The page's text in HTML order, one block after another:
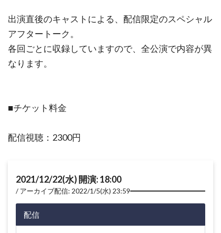
出演直後のキャストによる、配信限定のスペシャル
アフタートーク。
各回ごとに収録していますので、全公演で内容が異
なります。
■チケット料金
配信視聴：2300円
2021/12/22(水) 開演: 18:00
アーカイブ配信: 2022/1/5(水) 23:59
配信